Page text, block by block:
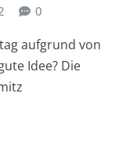
0
aufgrund von
Idee? Die